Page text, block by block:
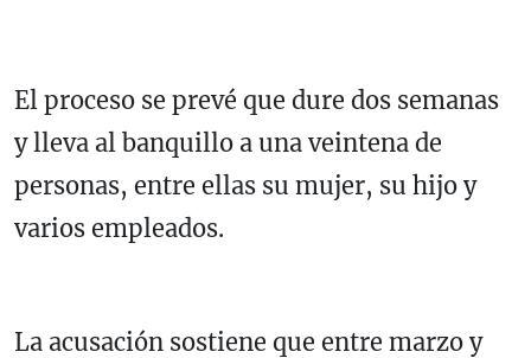
El proceso se prevé que dure dos semanas
y lleva al banquillo a una veintena de
personas, entre ellas su mujer, su hijo y
varios empleados.
La acusación sostiene que entre marzo y